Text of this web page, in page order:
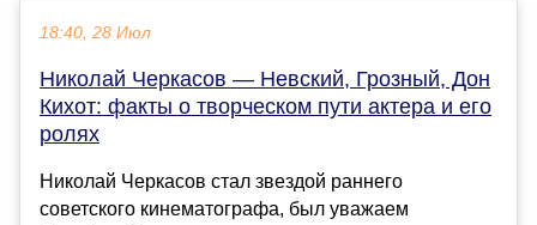
18:40, 28 Июл
Николай Черкасов — Невский, Грозный, Дон
Кихот: факты о творческом пути актера и его
ролях
Николай Черкасов стал звездой раннего
советского кинематографа, был уважаем